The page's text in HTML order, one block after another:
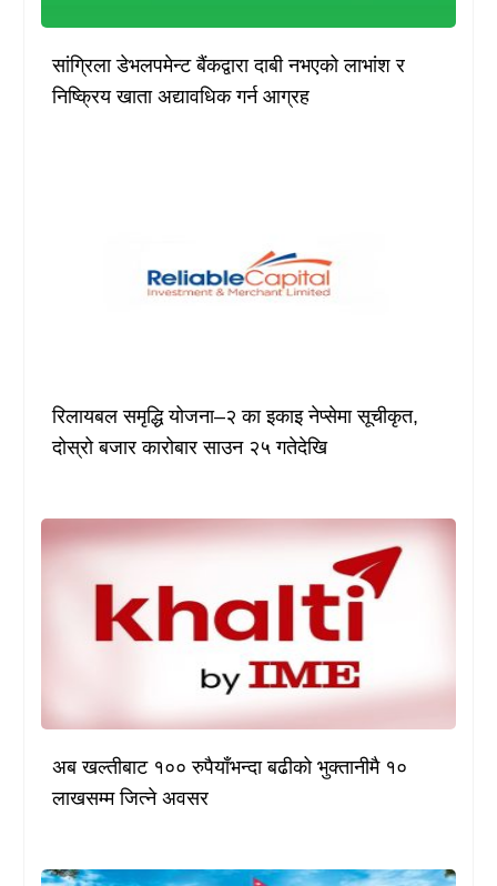
सांग्रिला डेभलपमेन्ट बैंकद्वारा दाबी नभएको लाभांश र
निष्क्रिय खाता अद्यावधिक गर्न आग्रह
रिलायबल समृद्धि योजना–२ का इकाइ नेप्सेमा सूचीकृत,
दोस्रो बजार कारोबार साउन २५ गतेदेखि
अब खल्तीबाट १०० रुपैयाँभन्दा बढीको भुक्तानीमै १०
लाखसम्म जित्ने अवसर